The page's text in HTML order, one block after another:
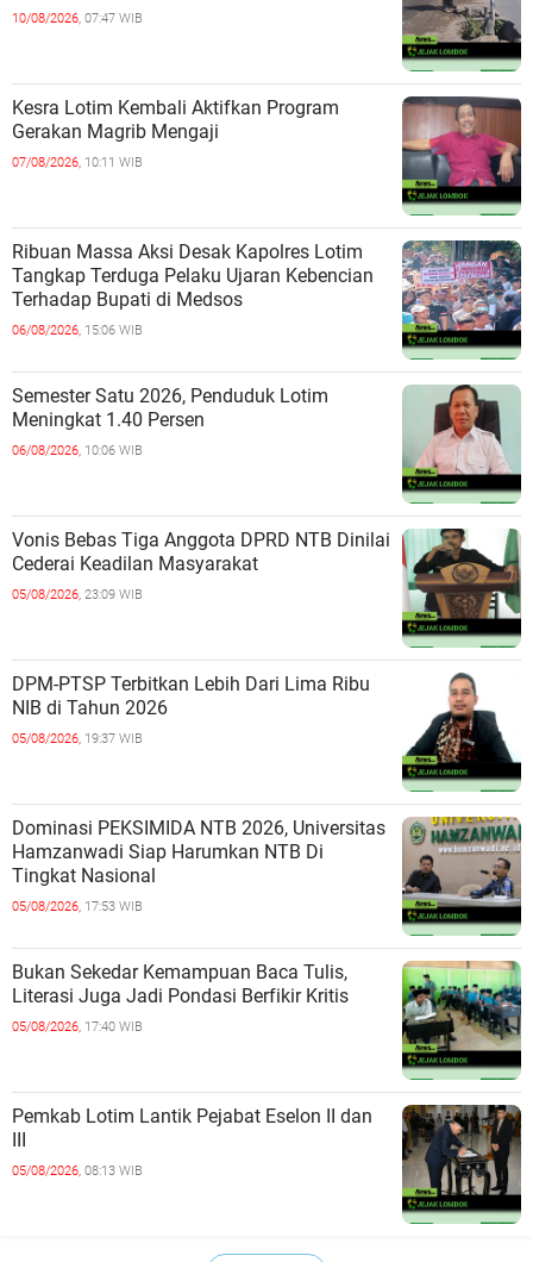
10/08/2026, 07:47 WIB
Kesra Lotim Kembali Aktifkan Program
Gerakan Magrib Mengaji
07/08/2026, 10:11 WIB
Ribuan Massa Aksi Desak Kapolres Lotim
Tangkap Terduga Pelaku Ujaran Kebencian
Terhadap Bupati di Medsos
06/08/2026, 15:06 WIB
Semester Satu 2026, Penduduk Lotim
Meningkat 1.40 Persen
06/08/2026, 10:06 WIB
Vonis Bebas Tiga Anggota DPRD NTB Dinilai
Cederai Keadilan Masyarakat
05/08/2026, 23:09 WIB
DPM-PTSP Terbitkan Lebih Dari Lima Ribu
NIB di Tahun 2026
05/08/2026, 19:37 WIB
Dominasi PEKSIMIDA NTB 2026, Universitas
Hamzanwadi Siap Harumkan NTB Di
Tingkat Nasional
05/08/2026, 17:53 WIB
Bukan Sekedar Kemampuan Baca Tulis,
Literasi Juga Jadi Pondasi Berfikir Kritis
05/08/2026, 17:40 WIB
Pemkab Lotim Lantik Pejabat Eselon II dan
III
05/08/2026, 08:13 WIB